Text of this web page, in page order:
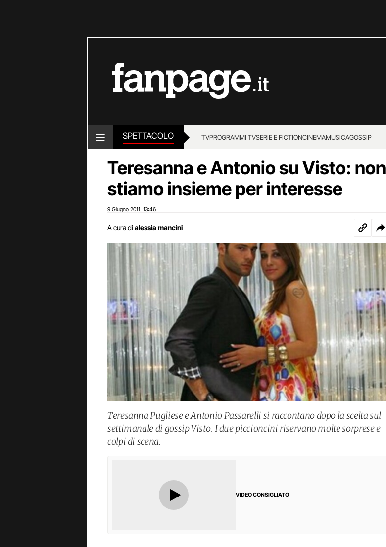
SPETTACOLO TVPROGRAMMI TVSERIE E FICTIONCINEMAMUSICAGOSSIP
Teresanna e Antonio su Visto: non
stiamo insieme per interesse
9 Giugno 2011 13:46
A cura di alessia mancini
Teresanna Pugliese e Antonio Passarelli si raccontano dopo la scelta sul
settimanale di gossip Visto. I due piccioncini riservano molte sorprese e
colpi di scena.
VIDEO CONSIGLIATO